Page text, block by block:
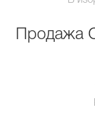
Продажа